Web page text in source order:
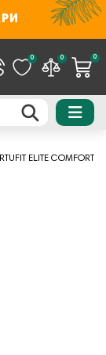
0 0 0
ELITE COMFORT